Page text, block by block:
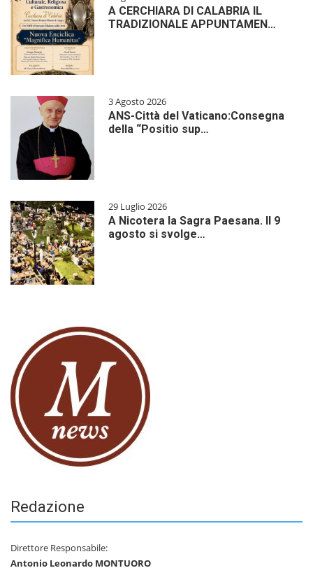
A CERCHIARA DI CALABRIA IL
TRADIZIONALE APPUNTAMEN…
3 Agosto 2026
ANS-Città del Vaticano:Consegna
della “Positio sup…
29 Luglio 2026
A Nicotera la Sagra Paesana. Il 9
agosto si svolge…
Redazione
Direttore Responsabile:
Antonio Leonardo MONTUORO